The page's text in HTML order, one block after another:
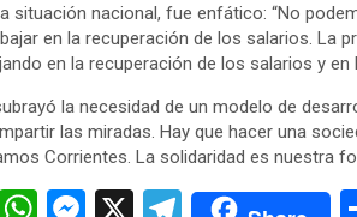
situación nacional, fue enfático: “No
en la recuperación de los salarios. La
en la recuperación de los salarios y en
la necesidad de un modelo de
las miradas. Hay que hacer una
Corrientes. La solidaridad es nuestra